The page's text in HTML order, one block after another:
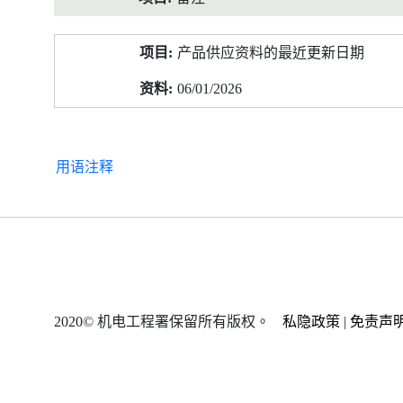
产品供应资料的最近更新日期
06/01/2026
用语注释
2020© 机电工程署保留所有版权。 私隐政策 | 免责声